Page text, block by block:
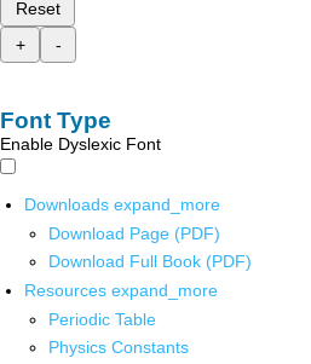
Reset
+
-
Font Type
Enable Dyslexic Font
Downloads expand_more
Download Page (PDF)
Download Full Book (PDF)
Resources expand_more
Periodic Table
Physics Constants